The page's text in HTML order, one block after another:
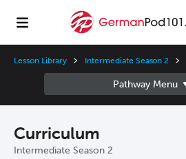
Lesson Library Intermediate Season 2
Curriculum
Intermediate Season 2